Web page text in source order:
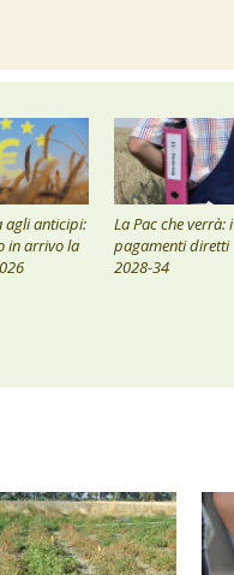
agli anticipi:
in arrivo la
La Pac che verrà: i
pagamenti diretti
2028-34